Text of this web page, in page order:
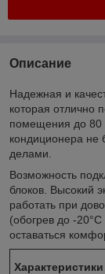
Описание
Надежная и
которая отлично
помещения до 80
кондиционера не
делами.
Возможность
блоков. Высокий
работать при
(обогрев до -
оставаться
Характеристики